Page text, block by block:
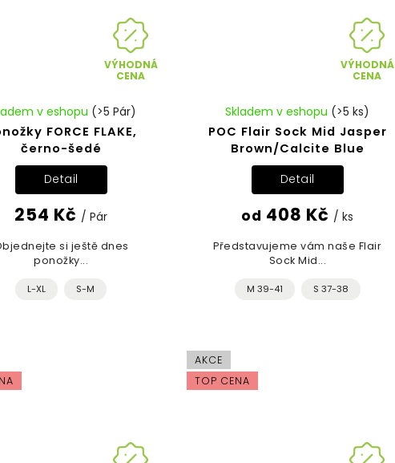
VÝHODNÁ
CENA
FORCE FLAKE,
černo-šedé
v eshopu (>5 Pár)
254 Kč / Pár
Detail
si ještě dnes
ponožky...
L-XL S-M
VÝHODNÁ
CENA
POC Flair Sock Mid Jasper
Brown/Calcite Blue
Skladem v eshopu (>5 ks)
od 408 Kč / ks
Detail
Představujeme vám naše Flair
Sock Mid...
M 39-41 S 37-38
AKCE
TOP CENA